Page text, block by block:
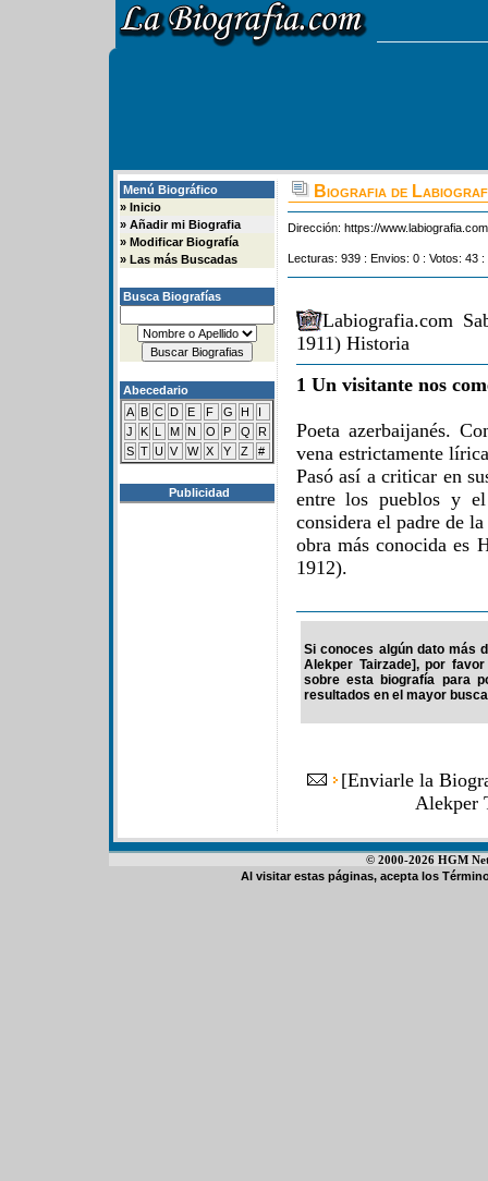
Menú Biográfico
» Inicio
» Añadir mi Biografia
» Modificar Biografía
» Las más Buscadas
Busca Biografías
Abecedario
A B C D E F G H
I
J
K L M N O P Q
R
S T U V W X Y Z #
Publicidad
Biografia de
Dirección: https://
Lecturas: 939 : Envios: 0 : Votos: 43
Labiografia.com
1911) Historia
1 Un visitante nos
Poeta azerbaijanés.
vena estrictamente
Pasó así a criticar en
entre los pueblos y
considera el padre de
obra más conocida es
1912).
Si conoces algún dato más
Alekper Tairzade], por
sobre esta biografía para
resultados en el mayor
[Enviarle la
Alekper
© 2000-2026 HGM
Al visitar estas páginas, acepta los